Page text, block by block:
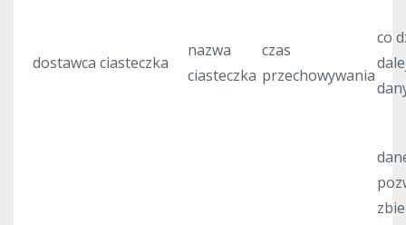
dostawca ciasteczka
nazwa
ciasteczka
czas
przechowywania
co